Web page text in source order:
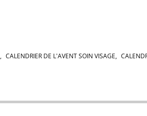
, CALENDRIER DE L'AVENT SOIN VISAGE,